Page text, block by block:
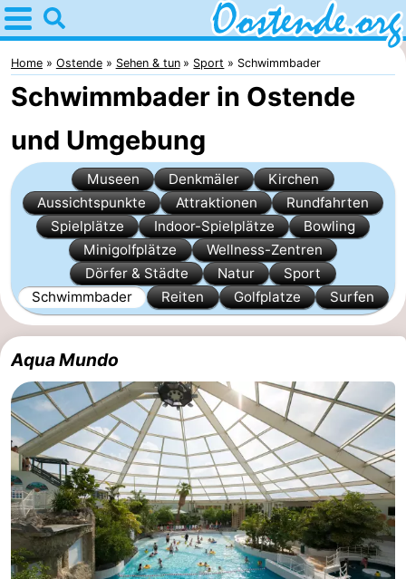
Home
Oostende
Tipps
Für
kindern
Übernachten
Appartements
Campingplätze
Ferienhäuser
Breeduyn
Village
-
Hippodroom
Hotels
Zimmer
(mit
Frühstück)
Lastminutes
Strand
Home Ostende Sehen & tun Sport Schwimmbader
Schwimmbader in Ostende
und Umgebung
Museen Denkmäler
Kirchen
Aussichtspunkte
Attraktionen
Rundfahrten
Spielplätze
Indoor-Spielplätze
Bowling
Minigolfplätze
Wellness-Zentren
Dörfer & Städte
Natur
Sport
Schwimmbader
Reiten Golfplatze Surfen
Aqua Mundo